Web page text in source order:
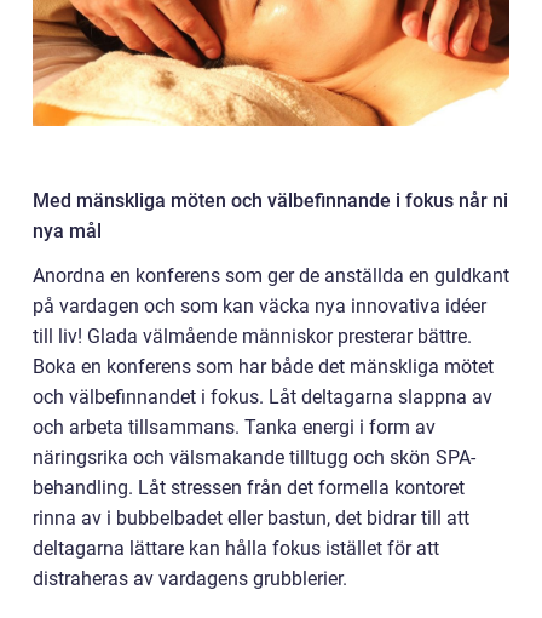
Med mänskliga möten och välbefinnande i fokus når ni
nya mål
Anordna en konferens som ger de anställda en guldkant
på vardagen och som kan väcka nya innovativa idéer
till liv! Glada välmående människor presterar bättre.
Boka en konferens som har både det mänskliga mötet
och välbefinnandet i fokus. Låt deltagarna slappna av
och arbeta tillsammans. Tanka energi i form av
näringsrika och välsmakande tilltugg och skön SPA-
behandling. Låt stressen från det formella kontoret
rinna av i bubbelbadet eller bastun, det bidrar till att
deltagarna lättare kan hålla fokus istället för att
distraheras av vardagens grubblerier.